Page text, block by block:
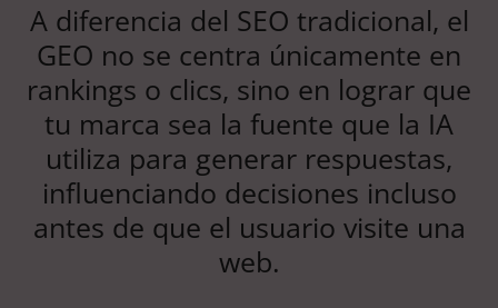
A diferencia del SEO tradicional, el
GEO no se centra únicamente en
rankings o clics, sino en lograr que
tu marca sea la fuente que la IA
utiliza para generar respuestas,
influenciando decisiones incluso
antes de que el usuario visite una
web.